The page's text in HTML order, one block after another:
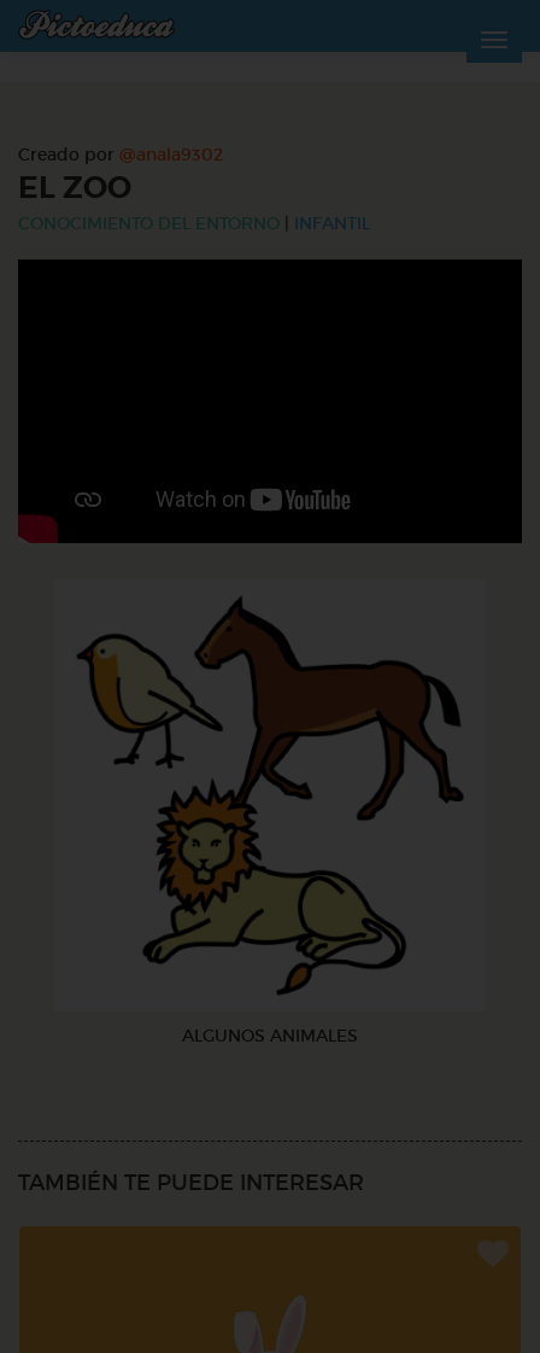
Creado por @anala9302
EL ZOO
CONOCIMIENTO DEL ENTORNO INFANTIL
ALGUNOS ANIMALES
TAMBIÉN TE PUEDE INTERESAR